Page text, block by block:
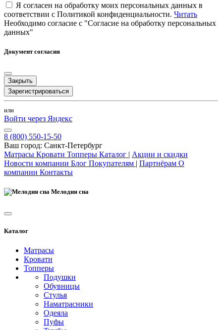
Я согласен на обработку моих персональных данных в
соответствии с Политикой конфиденциальности. Читать
Необходимо согласие с "Согласие на обработку персональных
данных"
Документ согласия
Закрыть
Зарегистрироваться
или
Войти через Яндекс
8 (800) 550-15-50
Ваш город: Санкт-Петербург
Матрасы Кровати Топперы Каталог | Акции и скидки
Новости компании Блог Покупателям | Партнёрам О
компании Контакты
Мелодия сна
Каталог
Матрасы
Кровати
Топперы
Подушки
Обувницы
Стулья
Наматрасники
Одеяла
Пуфы